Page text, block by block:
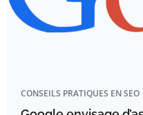
CONSEILS PRATIQUES EN SEO